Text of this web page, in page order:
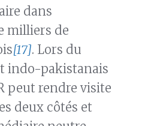
dans
milliers de
[17]. Lors du
indo-pakistanais
peut rendre visite
deux côtés et